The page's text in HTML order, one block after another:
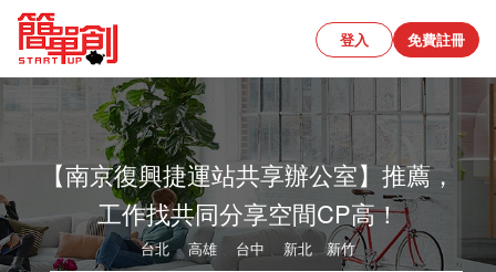
登入 免費註冊
【南京復興捷運站共享辦公室】推薦，
工作找共同分享空間CP高！
台北、高雄 台中 新北、新竹